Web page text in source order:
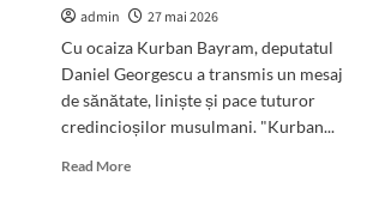
admin
27 mai 2026
Cu ocaiza Kurban Bayram, deputatul
Daniel Georgescu a transmis un mesaj
de sănătate, liniște și pace tuturor
credincioșilor musulmani. "Kurban...
Read MoreRead